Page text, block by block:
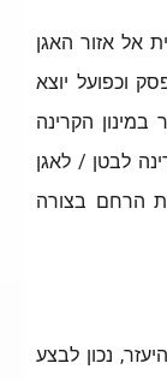
אל אזור האגן
וכפועל יוצא
במינון הקרינה
לבטן / לאגן
הרחם בצורה
נכון לבצע